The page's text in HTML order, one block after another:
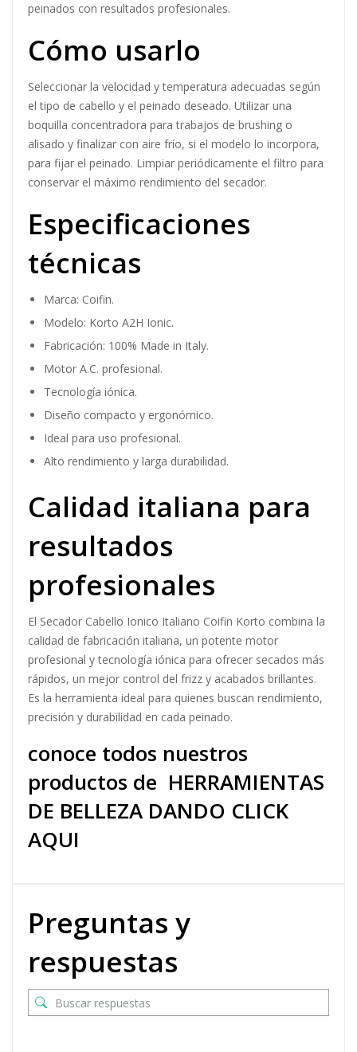
peinados con resultados profesionales.
Cómo usarlo
Seleccionar la velocidad y temperatura adecuadas según
el tipo de cabello y el peinado deseado. Utilizar una
boquilla concentradora para trabajos de brushing o
alisado y finalizar con aire frío, si el modelo lo incorpora,
para fijar el peinado. Limpiar periódicamente el filtro para
conservar el máximo rendimiento del secador.
Especificaciones
técnicas
Marca: Coifin.
Modelo: Korto A2H Ionic.
Fabricación: 100% Made in Italy.
Motor A.C. profesional.
Tecnología iónica.
Diseño compacto y ergonómico.
Ideal para uso profesional.
Alto rendimiento y larga durabilidad.
Calidad italiana para
resultados
profesionales
El Secador Cabello Ionico Italiano Coifin Korto combina la
calidad de fabricación italiana, un potente motor
profesional y tecnología iónica para ofrecer secados más
rápidos, un mejor control del frizz y acabados brillantes.
Es la herramienta ideal para quienes buscan rendimiento,
precisión y durabilidad en cada peinado.
conoce todos nuestros
productos de HERRAMIENTAS
DE BELLEZA DANDO CLICK
AQUI
Preguntas y
respuestas